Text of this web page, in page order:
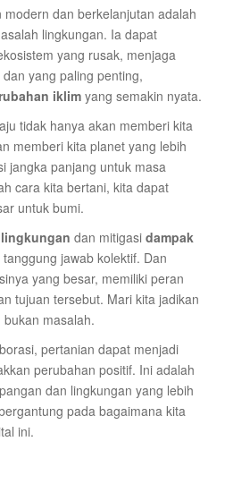
dan berkelanjutan adalah
lingkungan. Ia dapat
yang rusak, menjaga
yang paling penting,
iklim yang semakin nyata.
tidak hanya akan memberi kita
memberi kita planet yang lebih
jangka panjang untuk masa
cara kita bertani, kita dapat
untuk bumi.
dan mitigasi dampak
jawab kolektif. Dan
yang besar, memiliki peran
tujuan tersebut. Mari kita jadikan
masalah.
pertanian dapat menjadi
perubahan positif. Ini adalah
dan lingkungan yang lebih
pada bagaimana kita
ini.